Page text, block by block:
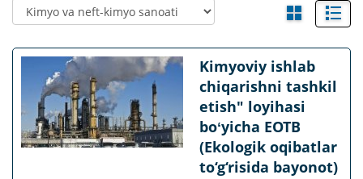
Kimyoviy ishlab
chiqarishni tashkil
etish" loyihasi
boʻyicha EOTB
(Ekologik oqibatlar
to‘g‘risida bayonot)